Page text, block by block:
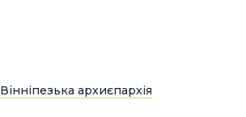
Вінніпезька архиєпархія